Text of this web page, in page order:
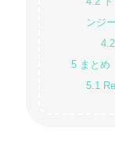
ンジ
5 まとめ
5.1